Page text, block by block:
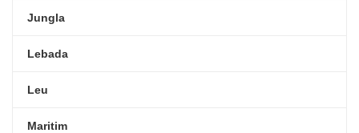
Jungla
Lebada
Leu
Maritim